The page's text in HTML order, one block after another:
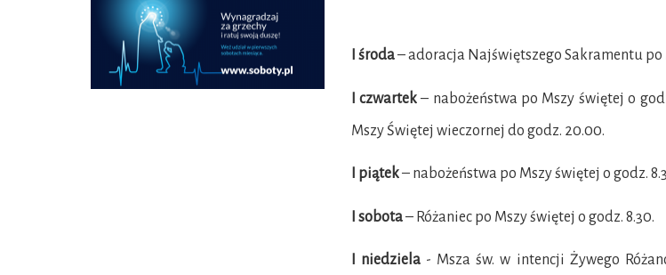
I środa– adoracja Najświętszego Sakramentu
I czwartek– nabożeństwa po Mszy świętej o
Mszy Świętej wieczornej do godz. 20.00.
I piątek– nabożeństwa po Mszy świętej o godz.
I sobota– Różaniec po Mszy świętej o godz. 8.30.
I niedziela- Msza św. w intencji Żywego